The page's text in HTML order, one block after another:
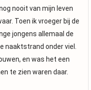
nooit van mijn leven
Toen ik vroeger bij de
jongens allemaal de
naaktstrand onder viel.
en was het een
te zien waren daar.